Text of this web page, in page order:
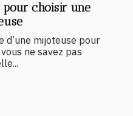
pour choisir une
d’une mijoteuse pour
ne savez pas